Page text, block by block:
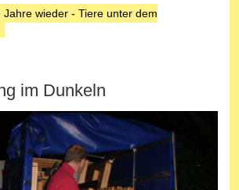
Jahre wieder - Tiere unter dem
im Dunkeln